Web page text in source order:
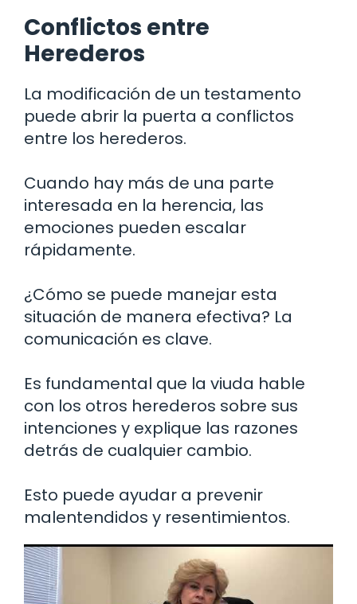
Conflictos entre
Herederos
La modificación de un testamento
puede abrir la puerta a conflictos
entre los herederos.
Cuando hay más de una parte
interesada en la herencia, las
emociones pueden escalar
rápidamente.
¿Cómo se puede manejar esta
situación de manera efectiva? La
comunicación es clave.
Es fundamental que la viuda hable
con los otros herederos sobre sus
intenciones y explique las razones
detrás de cualquier cambio.
Esto puede ayudar a prevenir
malentendidos y resentimientos.